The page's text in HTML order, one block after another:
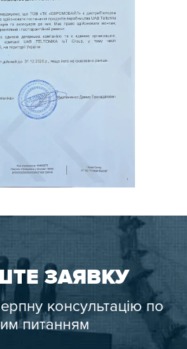
ЗАЯВКУ
консультацію по
питанням